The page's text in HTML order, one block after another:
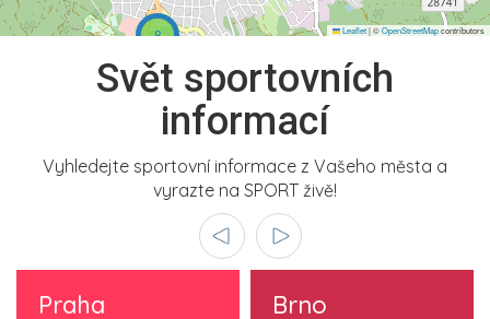
8 Leaflet|©OpenStreetMapcontributors
Svět sportovních
informací
Vyhledejte sportovní informace z Vašeho města a
vyrazte na SPORT živě!
Praha Brno